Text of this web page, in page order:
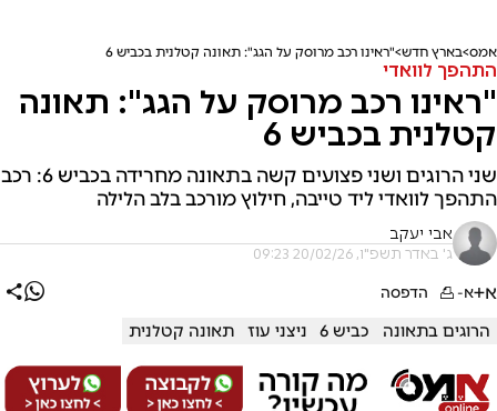
אמס בארץ חדש "ראינו רכב מרוסק על הגג": תאונה קטלנית בכביש 6
התהפך לוואדי
"ראינו רכב מרוסק על הגג": תאונה
קטלנית בכביש 6
שני הרוגים ושני פצועים קשה בתאונה מחרידה בכביש 6: רכב
התהפך לוואדי ליד טייבה, חילוץ מורכב בלב הלילה
אבי יעקב
ג' באדר תשפ"ו, 20/02/26 09:23
א+א- הדפסה
הרוגים בתאונה כביש 6 ניצני עוז תאונה קטלנית